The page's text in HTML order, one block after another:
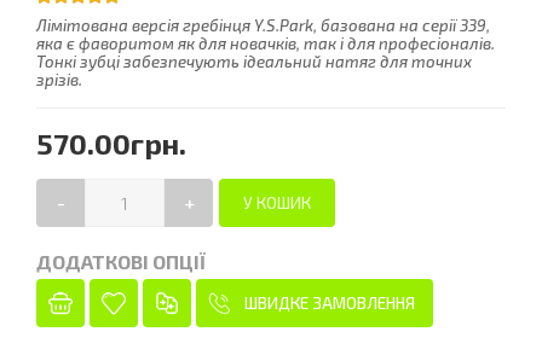
Лімітована версія гребінця Y.S.Park, базована на серії 339,
яка є фаворитом як для новачків, так і для професіоналів.
Тонкі зубці забезпечують ідеальний натяг для точних
зрізів.
570.00грн.
- +
ДОДАТКОВІ ОПЦІЇ
ШВИДКЕ ЗАМОВЛЕННЯ